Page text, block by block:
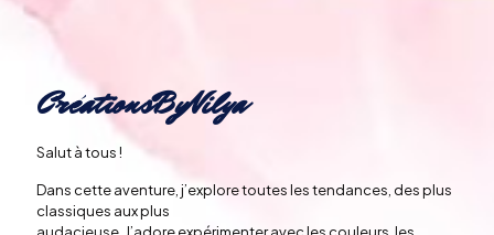
CréationsByNilya
Salut à tous !
Dans cette aventure, j’explore toutes les tendances, des plus
classiques aux plus